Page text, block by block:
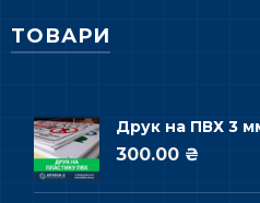
ТОВАРИ
Друк на ПВХ 3
300.00 ₴